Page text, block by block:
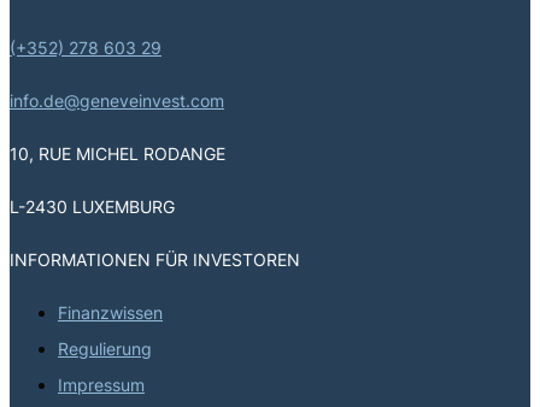
(+352) 278 603 29
info.de@geneveinvest.com
10, RUE MICHEL RODANGE
L-2430 LUXEMBURG
INFORMATIONEN FÜR INVESTOREN
Finanzwissen
Regulierung
Impressum